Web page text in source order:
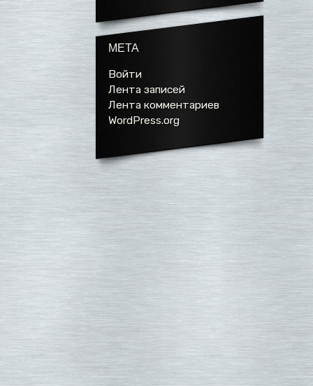
МЕТА
Войти
Лента записей
Лента комментариев
WordPress.org